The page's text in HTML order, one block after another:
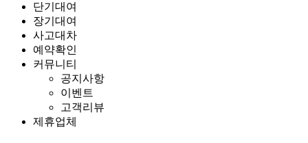
단기대여
장기대여
사고대차
예약확인
커뮤니티
공지사항
이벤트
고객리뷰
제휴업체